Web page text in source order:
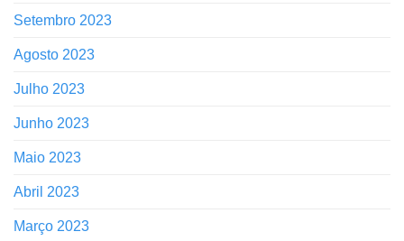
Setembro 2023
Agosto 2023
Julho 2023
Junho 2023
Maio 2023
Abril 2023
Março 2023